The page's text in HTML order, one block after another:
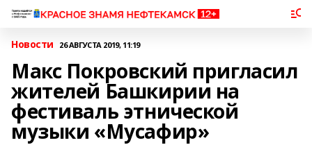
Новости 26 АВГУСТА 2019, 11:19
Макс Покровский пригласил
жителей Башкирии на
фестиваль этнической
музыки «Мусафир»